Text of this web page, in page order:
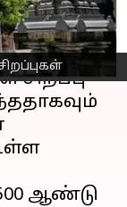
ஆண்டு